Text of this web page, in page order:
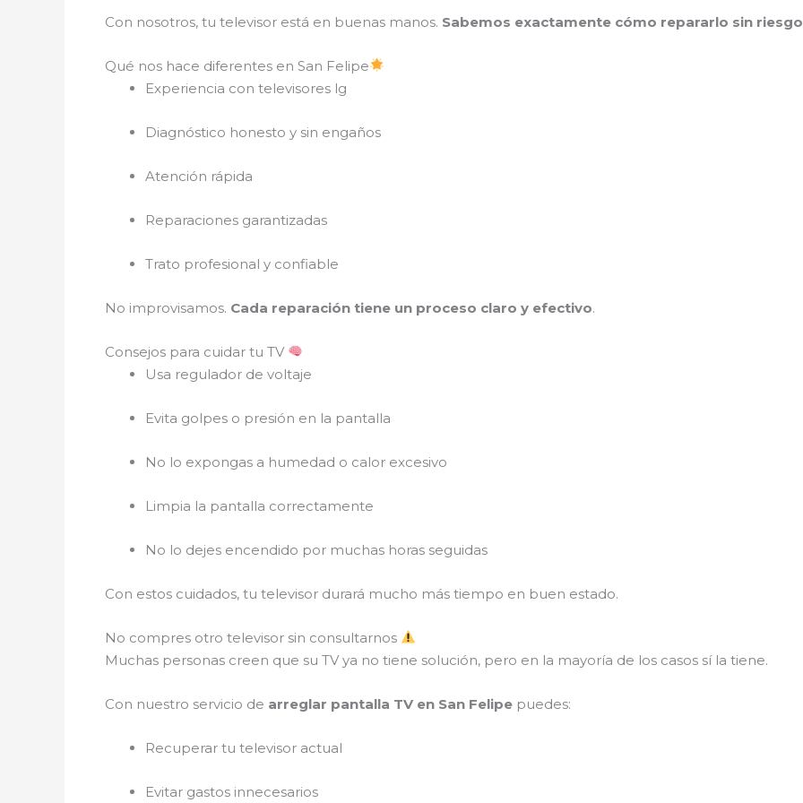
Con nosotros, tu televisor está en buenas manos. Sabemos exactamente cómo repararlo sin
Qué nos hace diferentes en San Felipe
Experiencia con televisores lg
Diagnóstico honesto y sin engaños
Atención rápida
Reparaciones garantizadas
Trato profesional y confiable
No improvisamos. Cada reparación tiene un proceso claro y efectivo.
Consejos para cuidar tu TV
Usa regulador de voltaje
Evita golpes o presión en la pantalla
No lo expongas a humedad o calor excesivo
Limpia la pantalla correctamente
No lo dejes encendido por muchas horas seguidas
Con estos cuidados, tu televisor durará mucho más tiempo en buen estado.
No compres otro televisor sin consultarnos
Muchas personas creen que su TV ya no tiene solución, pero en la mayoría de los casos sí la tiene.
Con nuestro servicio de arreglar pantalla TV en San Felipe puedes:
Recuperar tu televisor actual
Evitar gastos innecesarios